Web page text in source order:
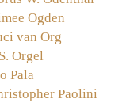
Ogden
van Org
Orgel
Pala
Paolini